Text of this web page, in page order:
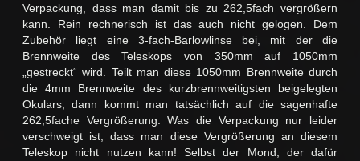
Verpackung, dass man damit bis zu 262,5fach vergrößern
kann. Rein rechnerisch ist das auch nicht gelogen. Dem
Zubehör liegt eine 3-fach-Barlowlinse bei, mit der die
Brennweite des Teleskops von 350mm auf 1050mm
„gestreckt“ wird. Teilt man diese 1050mm Brennweite durch
die 4mm Brennweite des kurzbrennweitigsten beigelegten
Okulars, dann kommt man tatsächlich auf die sagenhafte
262,5fache Vergrößerung. Was die Verpackung nur leider
verschweigt ist, dass man diese Vergrößerung an diesem
Teleskop nicht nutzen kann! Selbst der Mond, der dafür